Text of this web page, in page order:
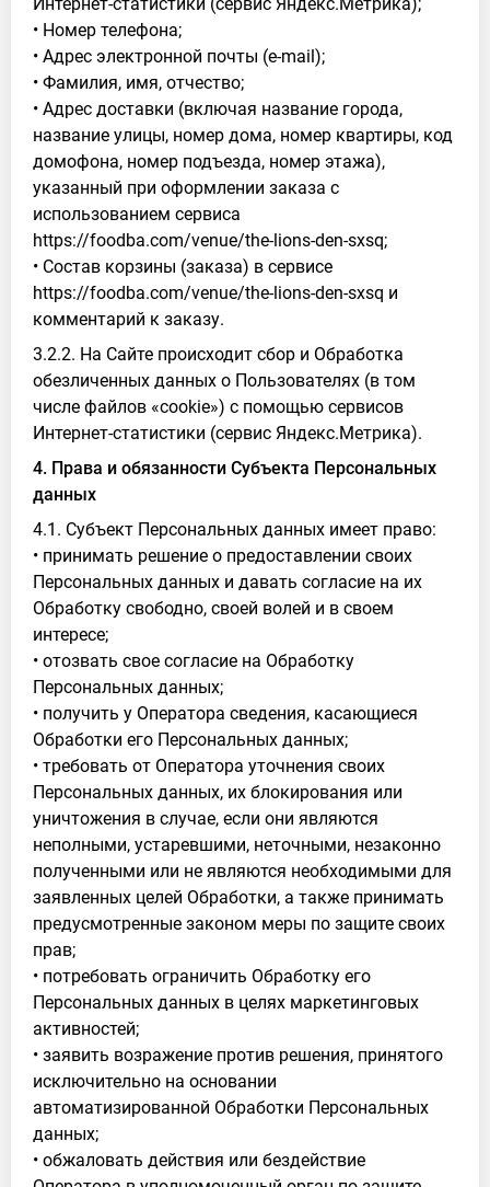
• Номер телефона;
• Адрес электронной почты (e-mail);
• Фамилия, имя, отчество;
• Адрес доставки (включая название города,
название улицы, номер дома, номер квартиры, код
домофона, номер подъезда, номер этажа),
указанный при оформлении заказа с
использованием сервиса
https://foodba.com/venue/the-lions-den-sxsq;
• Состав корзины (заказа) в сервисе
https://foodba.com/venue/the-lions-den-sxsq и
комментарий к заказу.
3.2.2. На Сайте происходит сбор и Обработка
обезличенных данных о Пользователях (в том
числе файлов «cookie») с помощью сервисов
Интернет-статистики (сервис Яндекс.Метрика).
4. Права и обязанности Субъекта Персональных
данных
4.1. Субъект Персональных данных имеет право:
• принимать решение о предоставлении своих
Персональных данных и давать согласие на их
Обработку свободно, своей волей и в своем
интересе;
• отозвать свое согласие на Обработку
Персональных данных;
• получить у Оператора сведения, касающиеся
Обработки его Персональных данных;
• требовать от Оператора уточнения своих
Персональных данных, их блокирования или
уничтожения в случае, если они являются
неполными, устаревшими, неточными, незаконно
полученными или не являются необходимыми для
заявленных целей Обработки, а также принимать
предусмотренные законом меры по защите своих
прав;
• потребовать ограничить Обработку его
Персональных данных в целях маркетинговых
активностей;
• заявить возражение против решения, принятого
исключительно на основании
автоматизированной Обработки Персональных
данных;
• обжаловать действия или бездействие